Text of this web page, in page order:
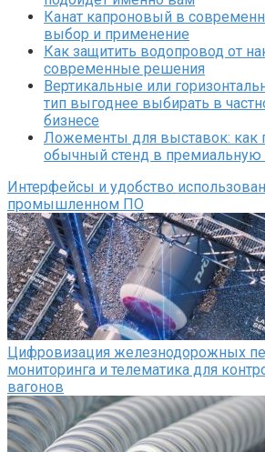
Канат капроновый в
выбор и применение
Как защитить водопровод от
современные решения
Вертикальные или
тип выгоднее выбирать в
бизнесе
Ложементы для выставок: как
обычный стенд в премиальную
Интерфейсы и удобство
промышленном ПО
Цифровизация железнодорожных
мониторинга и телематика для
вагонов